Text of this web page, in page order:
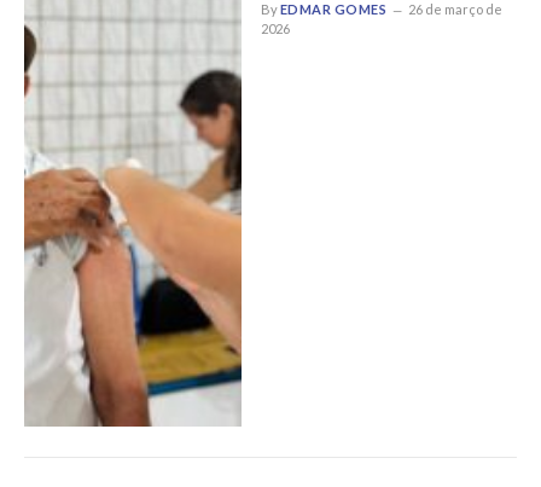
ByEDMAR GOMES
26 de março de
2026